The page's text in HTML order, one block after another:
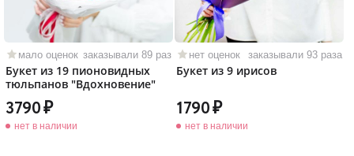
мало оценок заказывали 89 раз
Букет из 19 пионовидных
тюльпанов "Вдохновение"
3790
нет в наличии
нет оценок заказывали 93 раза
Букет из 9 ирисов
1790
нет в наличии